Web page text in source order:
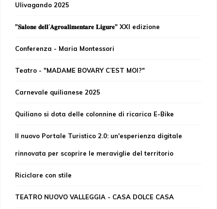
Ulivagando 2025
"𝐒𝐚𝐥𝐨𝐧𝐞 𝐝𝐞𝐥𝐥’𝐀𝐠𝐫𝐨𝐚𝐥𝐢𝐦𝐞𝐧𝐭𝐚𝐫𝐞 𝐋𝐢𝐠𝐮𝐫𝐞" XXI edizione
Conferenza - Maria Montessori
Teatro - "MADAME BOVARY C’EST MOI?"
Carnevale quilianese 2025
Quiliano si dota delle colonnine di ricarica E-Bike
Il nuovo Portale Turistico 2.0: un'esperienza digitale
rinnovata per scoprire le meraviglie del territorio
Riciclare con stile
TEATRO NUOVO VALLEGGIA - CASA DOLCE CASA